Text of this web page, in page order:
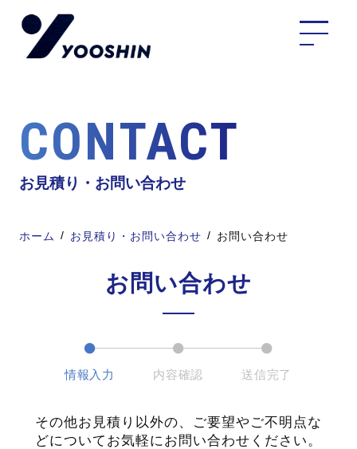
CONTACT
お見積り・お問い合わせ
ホーム お見積り・お問い合わせ お問い合わせ
お問い合わせ
その他お見積り以外の、ご要望やご不明点な
どについてお気軽にお問い合わせください。